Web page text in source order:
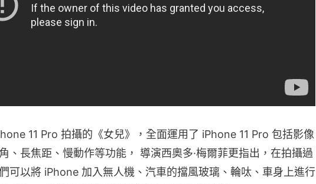
11 Pro 拍攝的《女兒》，全面運用了 iPhone 11 Pro 包括影像
、長焦距、慢動作等功能， 導演⻄奧多·梅爾菲更指出，在拍攝過
可以將 iPhone 加入無人機、汽車的擋風玻璃、輪呔、車身上進行